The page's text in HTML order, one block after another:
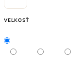
VEĽKOSŤ